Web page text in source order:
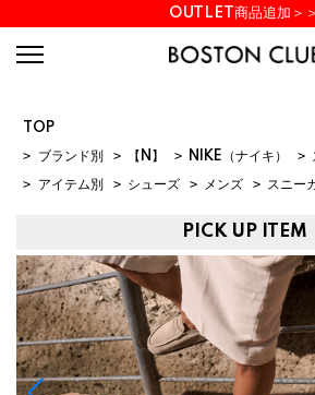
OUTLET商品追加＞＞
TOP
> ブランド別 > 【N】 > NIKE（ナイキ） >
> アイテム別 > シューズ > メンズ > スニー
PICK UP ITEM